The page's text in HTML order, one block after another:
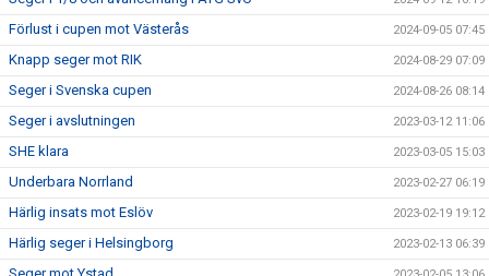
Förlust i cupen mot Västerås 2024-09-05 07:45
Knapp seger mot RIK 2024-08-29 07:09
Seger i Svenska cupen 2024-08-26 08:14
Seger i avslutningen 2023-03-12 11:06
SHE klara 2023-03-05 15:03
Underbara Norrland 2023-02-27 06:19
Härlig insats mot Eslöv 2023-02-19 19:12
Härlig seger i Helsingborg 2023-02-13 06:39